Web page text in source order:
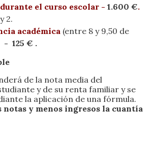
el curso escolar - 1.600 €.
2.
académica (entre 8 y 9,50 de
- 125 € .
de la nota media del
y de su renta familiar y se
la aplicación de una fórmula.
notas y menos ingresos la cuantía